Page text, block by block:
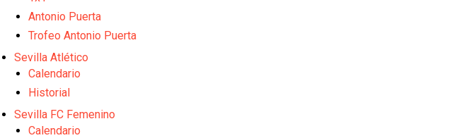
El Sevilla FC oficializa la cesión de Rafa Mir al Aris de Salónica
Juanlu se marcha traspasado al Bournemouth
Vargas y Sow se incorporan al grupo en la sesión del martes
Antonio Puerta
Trofeo Antonio Puerta
Sevilla Atlético
Calendario
Historial
Sevilla FC Femenino
Calendario